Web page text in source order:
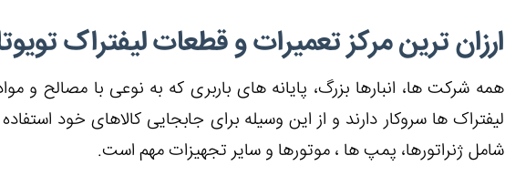
ارزان ترین مرکز تعمیرات و قطعات لیفتراک
همه شرکت ها، انبارها بزرگ، پایانه های باربری که به نوعی با مصالح و
لیفتراک ها سروکار دارند و از این وسیله برای جابجایی کالاهای خود
شامل ژنراتورها، پمپ ها ، موتورها و سایر تجهیزات مهم است.